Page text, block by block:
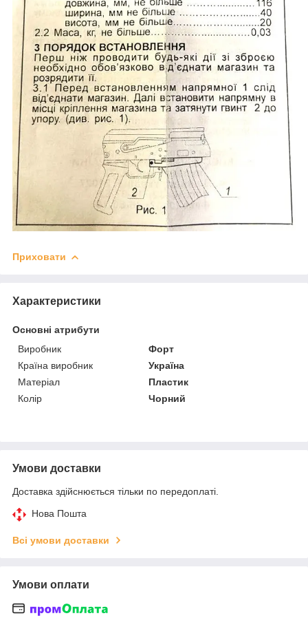
Приховати
Характеристики
Основні атрибути
Виробник
Форт
Країна виробник
Україна
Матеріал
Пластик
Колір
Чорний
Умови доставки
Доставка здійснюється тільки по передоплаті.
Нова Пошта
Всі умови доставки
Умови оплати